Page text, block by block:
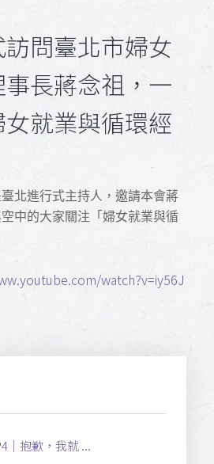
問臺北市婦女
長蔣念祖，一
就業與循環經
北進行式主持人，邀請本會蔣
中的大家關注「婦女就業與循
watch?v=iy56J
｜抱歉，我就 ...